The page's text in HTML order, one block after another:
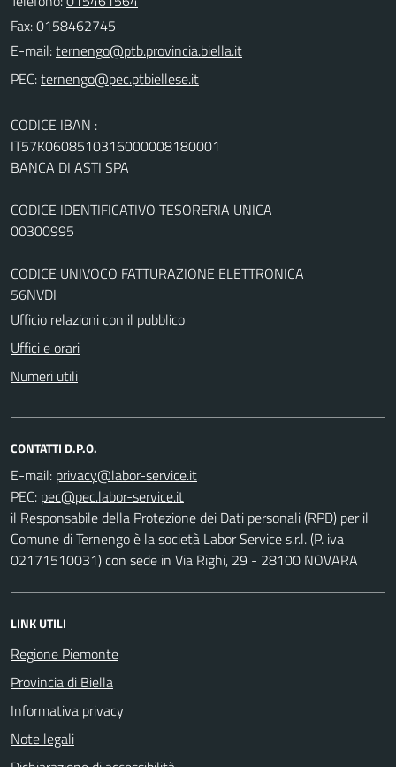
Fax: 0158462745
E-mail:
PEC:
CODICE IBAN :
IT57K0608510316000008180001
BANCA DI ASTI SPA
CODICE IDENTIFICATIVO TESORERIA UNICA
00300995
CODICE UNIVOCO FATTURAZIONE ELETTRONICA
56NVDI
Ufficio relazioni con il pubblico
Uffici e orari
Numeri utili
CONTATTI D.P.O.
E-mail:
PEC:
il Responsabile della Protezione dei Dati personali (RPD) per il
Comune di Ternengo è la società Labor Service s.r.l. (P. iva
02171510031) con sede in Via Righi, 29 - 28100 NOVARA
LINK UTILI
Regione Piemonte
Provincia di Biella
Informativa privacy
Note legali